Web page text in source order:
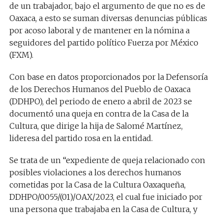
de un trabajador, bajo el argumento de que no es de
Oaxaca, a esto se suman diversas denuncias públicas
por acoso laboral y de mantener en la nómina a
seguidores del partido político Fuerza por México
(FXM).
Con base en datos proporcionados por la Defensoría
de los Derechos Humanos del Pueblo de Oaxaca
(DDHPO), del periodo de enero a abril de 2023 se
documentó una queja en contra de la Casa de la
Cultura, que dirige la hija de Salomé Martínez,
lideresa del partido rosa en la entidad.
Se trata de un “expediente de queja relacionado con
posibles violaciones a los derechos humanos
cometidas por la Casa de la Cultura Oaxaqueña,
DDHPO/0055/(01)/OAX/2023, el cual fue iniciado por
una persona que trabajaba en la Casa de Cultura, y